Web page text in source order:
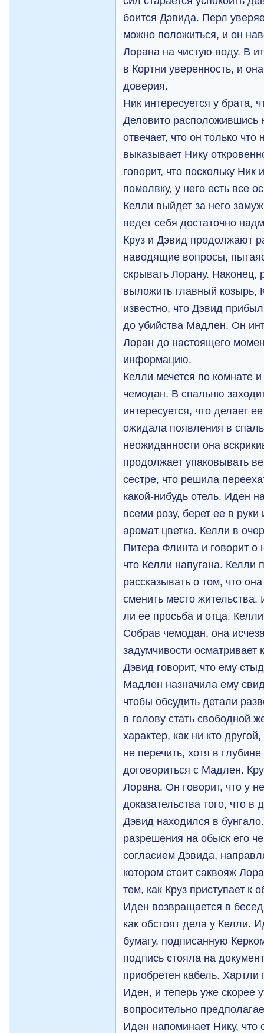
боится Дэвида. Перл
можно положиться, и он
Лорана на чистую воду. В
в Кортни уверенность, и
доверия.
Ник интересуется у брата,
Деловито расположившись
отвечает, что он только
выказывает Нику
говорит, что поскольку Ник
помолвку, у него есть все
Келли выйдет за него
ведет себя достаточно
Круз и Дэвид продолжают
наводящие вопросы,
скрывать Лорану.
выложить главный козырь,
известно, что Дэвид
до убийства Мадлен. Он
Лоран до настоящего
информацию.
Келли мечется по комнате
чемодан. В спальню
интересуется, что делает
ожидала появления в
неожиданности она
продолжает упаковывать
сестре, что решила
какой-нибудь отель. Иден
всеми розу, берет ее в
аромат цветка. Келли в
Питера Флинта и говорит
что Келли напугана. Келли
рассказывать о том, что
сменить место жительства.
ли ее просьба и отца.
Собрав чемодан, она
задумчивости осматривает
Дэвид говорит, что ему
Мадлен назначила ему
чтобы обсудить детали
в голову стать свободной
характер, как ни кто
не перечить, хотя в
договориться с Мадлен.
Лорана. Он говорит, что у
доказательства того, что
Дэвид находился в
разрешения на обыск его
согласием Дэвида,
котором стоит саквояж
тем, как Круз приступает к
Иден возвращается в
как обстоят дела у Келли.
бумагу, подписанную
подпись стояла на
приобретен кабель.
Иден, и теперь уже скорее
вопросительно
Иден напоминает Нику, что